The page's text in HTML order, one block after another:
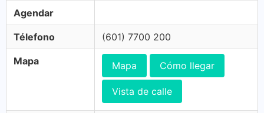
Agendar
Télefono (601) 7700 200
Mapa Mapa Cómo llegar
Vista de calle